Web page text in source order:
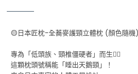
🟡日本匠枕-全蕎麥護頸立體枕 (顏色隨機
專為「低頭族、頸椎僵硬者」而生🧘‍♀️
這顆枕頭號稱能「睡出天鵝頸」！